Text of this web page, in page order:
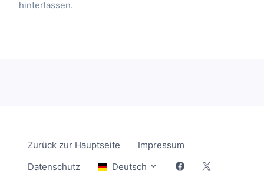
hinterlassen.
Zurück zur Hauptseite
Impressum
Datenschutz
Deutsch